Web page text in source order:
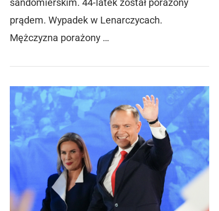
sandomierskim. 44-latek został porażony
prądem. Wypadek w Lenarczycach.
Mężczyzna porażony …